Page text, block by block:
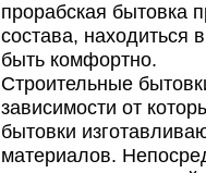
прорабская бытовка
состава, находиться
быть комфортно.
Строительные
зависимости от
бытовки
материалов.